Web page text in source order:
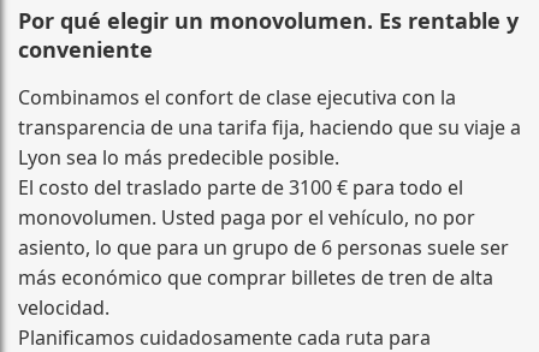
Por qué elegir un monovolumen. Es rentable y
conveniente
Combinamos el confort de clase ejecutiva con la
transparencia de una tarifa fija, haciendo que su viaje a
Lyon sea lo más predecible posible.
El costo del traslado parte de 3100 € para todo el
monovolumen. Usted paga por el vehículo, no por
asiento, lo que para un grupo de 6 personas suele ser
más económico que comprar billetes de tren de alta
velocidad.
Planificamos cuidadosamente cada ruta para